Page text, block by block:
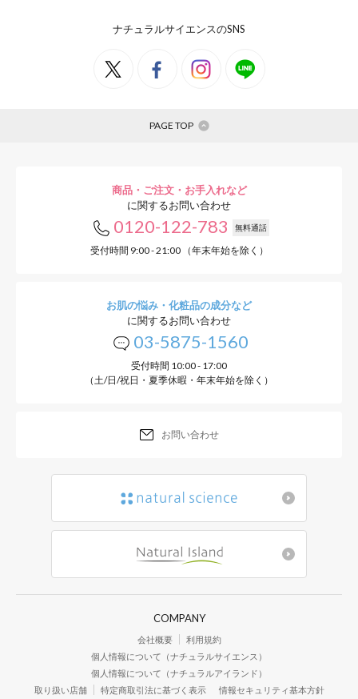
ナチュラルサイエンスのSNS
PAGE TOP
商品・ご注文・お手入れなど
に関するお問い合わせ
0120-122-783 無料通話
受付時間 9:00 - 21:00 （年末年始を除く）
お肌の悩み・化粧品の成分など
に関するお問い合わせ
03-5875-1560
受付時間 10:00 - 17:00
（土/日/祝日・夏季休暇・年末年始を除く）
お問い合わせ
COMPANY
会社概要
利用規約
個人情報について（ナチュラルサイエンス）
個人情報について（ナチュラルアイランド）
取り扱い店舗
特定商取引法に基づく表示 情報セキュリティ基本方針